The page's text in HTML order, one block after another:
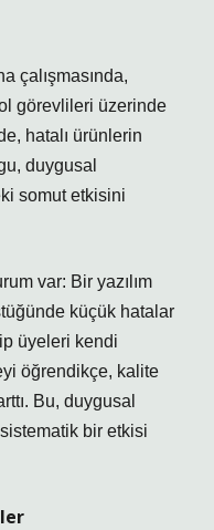
çalışmasında,
görevlileri üzerinde
hatalı ürünlerin
duygusal
somut etkisini
var: Bir yazılım
küçük hatalar
üyeleri kendi
öğrendikçe, kalite
Bu, duygusal
bir etkisi